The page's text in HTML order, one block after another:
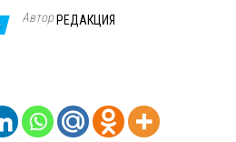
Автор РЕДАКЦИЯ